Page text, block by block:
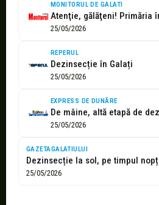
MONITORUL DE GALATI
25/05/2026
REPERUL
Dezinsecție în Galați
25/05/2026
EXPRESS DE DUNĂRE
25/05/2026
GAZETAGALATIULUI
25/05/2026